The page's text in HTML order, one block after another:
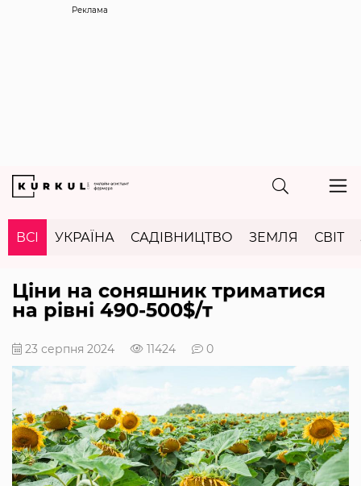
Реклама
ВСІ УКРАЇНА САДІВНИЦТВО ЗЕМЛЯ СВІТ
Ціни на соняшник триматися
на рівні 490-500$/т
23 серпня 2024 11424 0